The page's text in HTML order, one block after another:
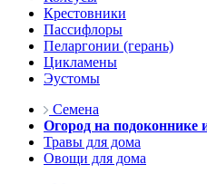
Крестовники
Пассифлоры
Пеларгонии (герань)
Цикламены
Эустомы
Семена
Огород на подоконнике
Травы для дома
Овощи для дома